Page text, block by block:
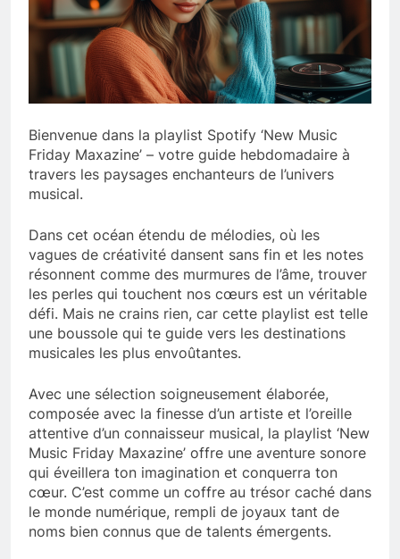
Bienvenue dans la playlist Spotify ‘New Music
Friday Maxazine’ – votre guide hebdomadaire à
travers les paysages enchanteurs de l’univers
musical.
Dans cet océan étendu de mélodies, où les
vagues de créativité dansent sans fin et les notes
résonnent comme des murmures de l’âme, trouver
les perles qui touchent nos cœurs est un véritable
défi. Mais ne crains rien, car cette playlist est telle
une boussole qui te guide vers les destinations
musicales les plus envoûtantes.
Avec une sélection soigneusement élaborée,
composée avec la finesse d’un artiste et l’oreille
attentive d’un connaisseur musical, la playlist ‘New
Music Friday Maxazine’ offre une aventure sonore
qui éveillera ton imagination et conquerra ton
cœur. C’est comme un coffre au trésor caché dans
le monde numérique, rempli de joyaux tant de
noms bien connus que de talents émergents.